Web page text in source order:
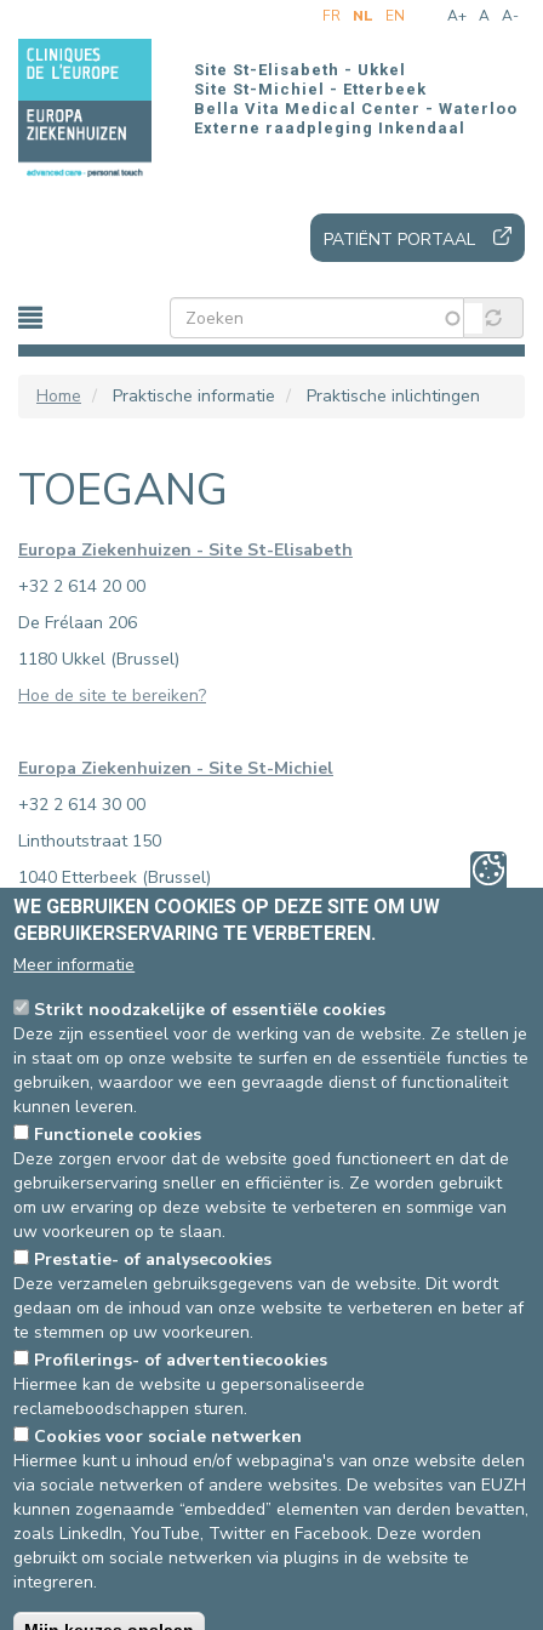
en
naar
inhoud
gaan
A+ A A-
FR NL EN
Site St-Elisabeth - Ukkel
Site St-Michiel - Etterbeek
Bella Vita Medical Center - Waterloo
Externe raadpleging Inkendaal
PATIËNT PORTAAL
Home Praktische informatie Praktische inlichtingen
TOEGANG
Europa Ziekenhuizen - Site St-Elisabeth
+32 2 614 20 00
De Frélaan 206
1180 Ukkel (Brussel)
Hoe de site te bereiken?
Europa Ziekenhuizen - Site St-Michiel
+32 2 614 30 00
Linthoutstraat 150
1040 Etterbeek (Brussel)
Hoe de site te bereiken?
Koninklijke Instelling vzw
Inkendaalstraat 1
1602 Vlezenbeek
(Sint-Pieters-Leeuw)
Hoe de site te bereiken?
Bella Vita Medical Center
allée André Delvaux 16
1410 Waterloo
Hoe de site te bereiken?
Source
Dienst Communicatie
Dernière modification
04/07/2024
DEVELOP / REDUCE
asbl Cliniques de l’Europe – Europa Ziekenhuizen vzw
N° d’entreprise : 0432011571
Algemene gebruiksvoorwaarden
WE GEBRUIKEN COOKIES OP DEZE SITE OM UW
GEBRUIKERSERVARING TE VERBETEREN.
Meer informatie
Strikt noodzakelijke of essentiële cookies
Deze zijn essentieel voor de werking van de website. Ze stellen je
in staat om op onze website te surfen en de essentiële functies te
gebruiken, waardoor we een gevraagde dienst of functionaliteit
kunnen leveren.
Functionele cookies
Deze zorgen ervoor dat de website goed functioneert en dat de
gebruikerservaring sneller en efficiënter is. Ze worden gebruikt
om uw ervaring op deze website te verbeteren en sommige van
uw voorkeuren op te slaan.
Prestatie- of analysecookies
Deze verzamelen gebruiksgegevens van de website. Dit wordt
gedaan om de inhoud van onze website te verbeteren en beter af
te stemmen op uw voorkeuren.
Profilerings- of advertentiecookies
Hiermee kan de website u gepersonaliseerde
reclameboodschappen sturen.
Cookies voor sociale netwerken
Hiermee kunt u inhoud en/of webpagina's van onze website delen
via sociale netwerken of andere websites. De websites van EUZH
kunnen zogenaamde “embedded” elementen van derden bevatten,
zoals LinkedIn, YouTube, Twitter en Facebook. Deze worden
gebruikt om sociale netwerken via plugins in de website te
integreren.